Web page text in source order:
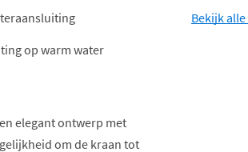
op warm water
elegant ontwerp met
om de kraan tot
Bekijk